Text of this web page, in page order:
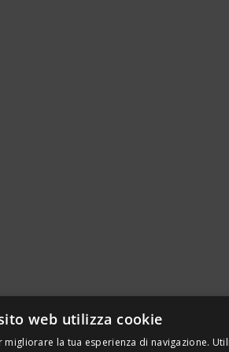
web utilizza cookie
la tua esperienza di navigazione.